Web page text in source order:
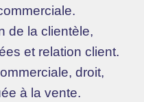
de la clientèle,
et relation client.
droit,
à la vente.